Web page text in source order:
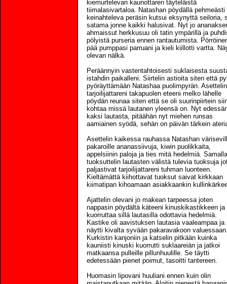
kiemurtelevan kaunottaren täyteläistä
tiimalasivartaloa. Natashan pöydällä pehmeästi
keinahteleva peräsin kutsui eksynyttä seiloria,
satama jonne kaikki halusivat. Nyt jo
ahmaissut herkkusuu oli tatin ympärillä ja
pölyistä purseria ennen rantautumista.
pää pumppasi parruani ja kieli kiillotti vartta.
olevan nälkä.
Peräännyin vastentahtoisesti suklaisesta
istahdin paikalleni. Siirtelin astioita siten että
pyöräyttämään Natashaa puolimpyrän. Asettelin
tarjoilijattareni takapuolen eteeni melko lähelle
pöydän reunaa siten että se oli suurinpiirtein
kohtaa missä lautanen yleensä on. Nyt
kaksi lautasta, pitäähän nyt miehen runsas
aamiainen syödä, sehän on päivän tärkein
Asettelin kaikessa rauhassa Natashan
pakaroille ananassiivuja, kiwin puolikkaita,
appelsiinin paloja ja ties mitä hedelmiä. Samalla
tuoksuttelin lautasten välistä tulevia tuoksuja
paljastivat tarjoilijattareni tuhman luonteen.
Kieltämättä kiihottavat tuoksut saivat kirkkaan
kiimatipan kihoamaan asiakkaankin
Ajattelin olevani jo makean tarpeessa joten
nappasin pöydältä käteeni kinuskikastikkeen ja
kuorruttaa sillä lautasilla odottavia hedelmiä.
Kastike oli aavistuksen lautasia vaaleampaa ja
näytti kivalta syvään pakaravakoon
Kurkistin kanjoniin ja katselin pitkään kuinka
kauniisti kinuski kuorrutti suklaareiän ja jatkoi
matkaansa pulleille pillunhuulille. Se täytti
edetessään pienet poimut, tasoitti tantereen.
Huomasin lipovani huuliani ennen kuin olin